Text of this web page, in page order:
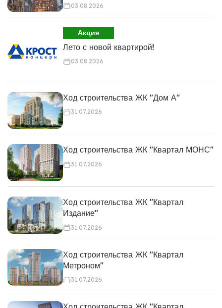
03.08.2026
Акция
Лето с новой квартирой!
03.08.2026
Ход строительства ЖК "Дом А"
31.07.2026
Ход строительства ЖК "Квартал МОНС"
31.07.2026
Ход строительства ЖК "Квартал
Издание"
31.07.2026
Ход строительства ЖК "Квартал
Метроном"
31.07.2026